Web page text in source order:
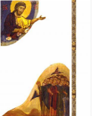
Stoc epuizat